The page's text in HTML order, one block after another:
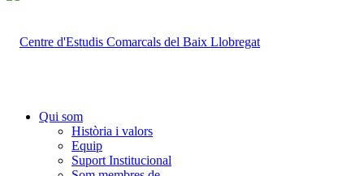
Qui som
Història i valors
Equip
Suport Institucional